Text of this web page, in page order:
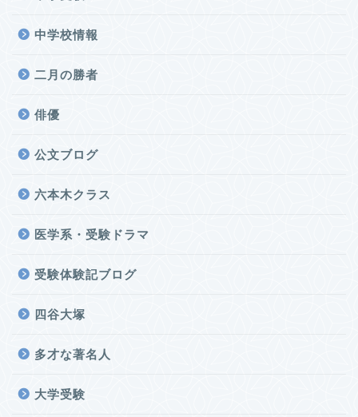
中学校情報
二月の勝者
俳優
公文ブログ
六本木クラス
医学系・受験ドラマ
受験体験記ブログ
四谷大塚
多才な著名人
大学受験